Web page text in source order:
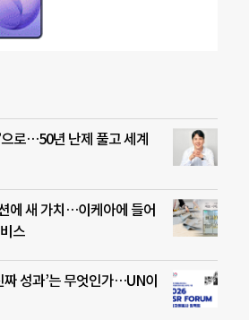
으로…50년 난제 풀고 세계
에 새 가치…이케아에 들어
스
짜 성과’는 무엇인가…UN이